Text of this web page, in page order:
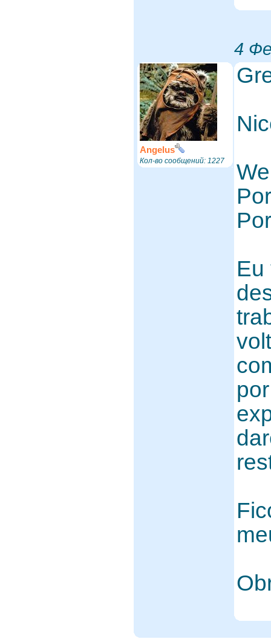
4
Angelus
Кол-во сообщений: 1227